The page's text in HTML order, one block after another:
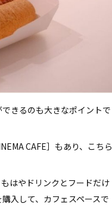
きるのも大きなポイントで
CAFE］もあり、こちら
はやドリンクとフードだけ
入して、カフェスペースで